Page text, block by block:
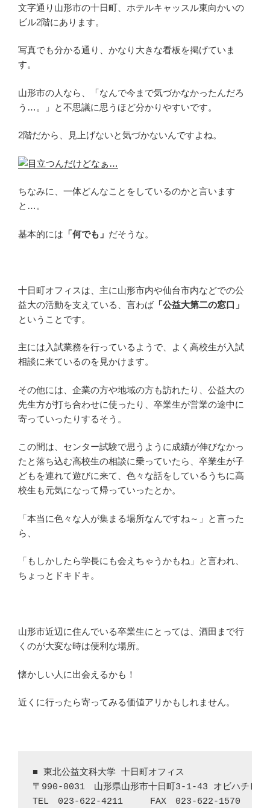
文字通り山形市の十日町、ホテルキャッスル東向かいの
ビル2階にあります。
写真でも分かる通り、かなり大きな看板を掲げていま
す。
山形市の人なら、「なんで今まで気づかなかったんだろ
う…。」と不思議に思うほど分かりやすいです。
2階だから、見上げないと気づかないんですよね。
ちなみに、一体どんなことをしているのかと言います
と…。
基本的には 「何でも」 だそうな。
十日町オフィスは、主に山形市内や仙台市内などでの公
益大の活動を支えている、言わば「公益大第二の窓口」
ということです。
主には入試業務を行っているようで、よく高校生が入試
相談に来ているのを見かけます。
その他には、企業の方や地域の方も訪れたり、公益大の
先生方が打ち合わせに使ったり、卒業生が営業の途中に
寄っていったりするそう。
この間は、センター試験で思うように成績が伸びなかっ
たと落ち込む高校生の相談に乗っていたら、卒業生が子
どもを連れて遊びに来て、色々な話をしているうちに高
校生も元気になって帰っていったとか。
「本当に色々な人が集まる場所なんですね～」と言った
ら、
「もしかしたら学長にも会えちゃうかもね」と言われ、
ちょっとドキドキ。
山形市近辺に住んでいる卒業生にとっては、酒田まで行
くのが大変な時は便利な場所。
懐かしい人に出会えるかも！
近くに行ったら寄ってみる価値アリかもしれません。
■ 東北公益文科大学 十日町オフィス
〒990-0031　山形県山形市十日町3-1-43 オビハチビル
TEL　023-622-4211　　　FAX　023-622-1570